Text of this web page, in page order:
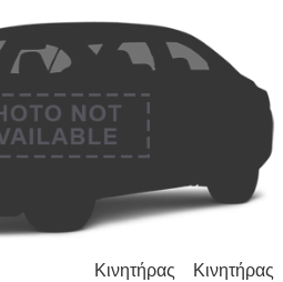
Κινητήρας
Κινητήρας